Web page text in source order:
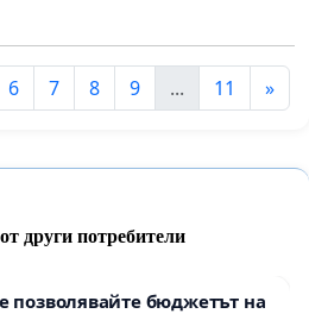
6 7 8 9 ... 11 »
други потребители
позволявайте бюджетът на